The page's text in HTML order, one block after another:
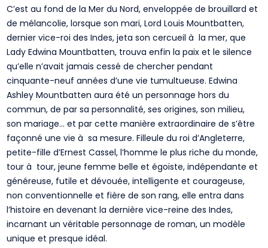
C’est au fond de la Mer du Nord, enveloppée de brouillard et
de mélancolie, lorsque son mari, Lord Louis Mountbatten,
dernier vice-roi des Indes, jeta son cercueil à la mer, que
Lady Edwina Mountbatten, trouva enfin la paix et le silence
qu’elle n’avait jamais cessé de chercher pendant
cinquante-neuf années d’une vie tumultueuse. Edwina
Ashley Mountbatten aura été un personnage hors du
commun, de par sa personnalité, ses origines, son milieu,
son mariage… et par cette manière extraordinaire de s’être
façonné une vie à sa mesure. Filleule du roi d’Angleterre,
petite-fille d’Ernest Cassel, l’homme le plus riche du monde,
tour à tour, jeune femme belle et égoïste, indépendante et
généreuse, futile et dévouée, intelligente et courageuse,
non conventionnelle et fière de son rang, elle entra dans
l’histoire en devenant la dernière vice-reine des Indes,
incarnant un véritable personnage de roman, un modèle
unique et presque idéal.